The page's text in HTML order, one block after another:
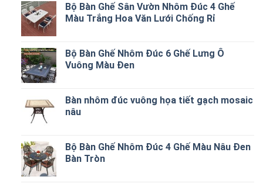
Bộ Bàn Ghế Sân Vườn Nhôm Đúc 4 Ghế
Màu Trắng Hoa Văn Lưới Chống Rỉ
Bộ Bàn Ghế Nhôm Đúc 6 Ghế Lưng Ô
Vuông Màu Đen
Bàn nhôm đúc vuông họa tiết gạch mosaic
nâu
Bộ Bàn Ghế Nhôm Đúc 4 Ghế Màu Nâu Đen
Bàn Tròn